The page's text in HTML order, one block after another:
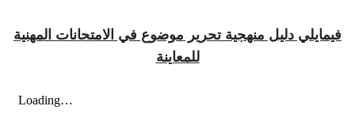
فيمايلي دليل منهجية تحرير موضوع في الامتحانات المهنية
للمعاينة